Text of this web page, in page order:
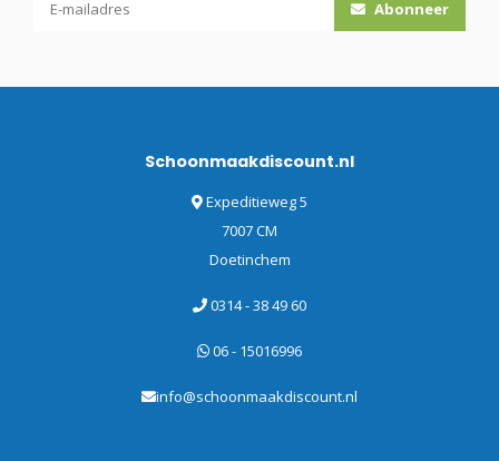
Abonneer
Schoonmaakdiscount.nl
Expeditieweg 5
7007 CM
Doetinchem
0314 - 38 49 60
06 - 15016996
info@schoonmaakdiscount.nl